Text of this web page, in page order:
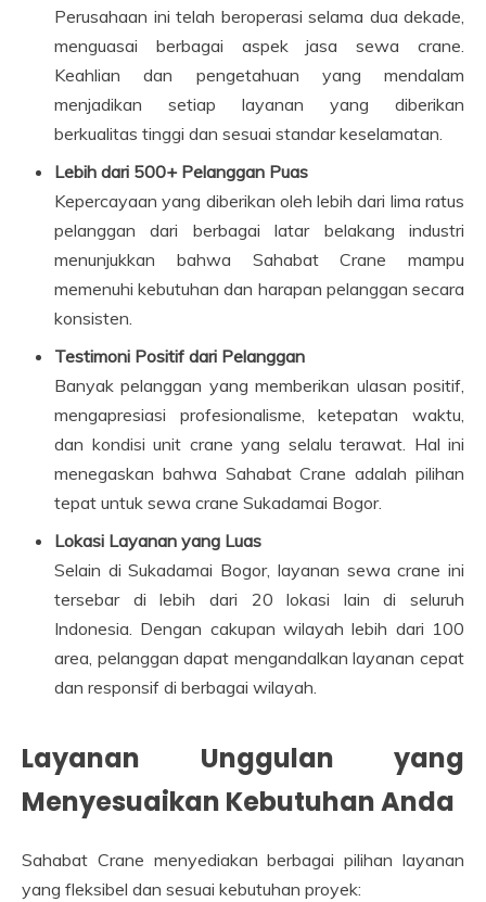
Perusahaan ini telah beroperasi selama dua dekade,
menguasai berbagai aspek jasa sewa crane.
Keahlian dan pengetahuan yang mendalam
menjadikan setiap layanan yang diberikan
berkualitas tinggi dan sesuai standar keselamatan.
Lebih dari 500+ Pelanggan Puas
Kepercayaan yang diberikan oleh lebih dari lima ratus
pelanggan dari berbagai latar belakang industri
menunjukkan bahwa Sahabat Crane mampu
memenuhi kebutuhan dan harapan pelanggan secara
konsisten.
Testimoni Positif dari Pelanggan
Banyak pelanggan yang memberikan ulasan positif,
mengapresiasi profesionalisme, ketepatan waktu,
dan kondisi unit crane yang selalu terawat. Hal ini
menegaskan bahwa Sahabat Crane adalah pilihan
tepat untuk sewa crane Sukadamai Bogor.
Lokasi Layanan yang Luas
Selain di Sukadamai Bogor, layanan sewa crane ini
tersebar di lebih dari 20 lokasi lain di seluruh
Indonesia. Dengan cakupan wilayah lebih dari 100
area, pelanggan dapat mengandalkan layanan cepat
dan responsif di berbagai wilayah.
Layanan Unggulan yang
Menyesuaikan Kebutuhan Anda
Sahabat Crane menyediakan berbagai pilihan layanan
yang fleksibel dan sesuai kebutuhan proyek: